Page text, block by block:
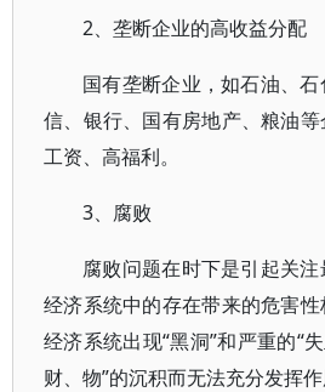
2、垄断企业的高收益分配
国有垄断企业，如石油、
信、银行、国有房地产、粮油
工资、高福利。
3、腐败
腐败问题在时下是引起关
经济系统中的存在带来的危害
经济系统出现“黑洞”和严重的“失
财、物”的沉积而无法充分发挥